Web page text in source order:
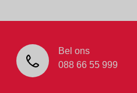
Bel ons
088 66 55 999